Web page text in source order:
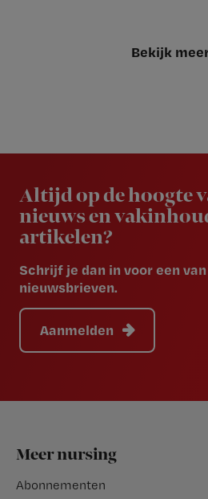
Bekijk
Altijd op de hoogte
nieuws en
artikelen?
Schrijf je dan in voor een
nieuwsbrieven.
Aanmelden
Footer
Meer nursing
Abonnementen